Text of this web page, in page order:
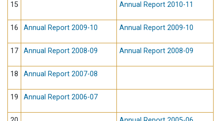
15 Annual Report 2010-11
16 Annual Report 2009-10 Annual Report 2009-10
17 Annual Report 2008-09 Annual Report 2008-09
18 Annual Report 2007-08
19 Annual Report 2006-07